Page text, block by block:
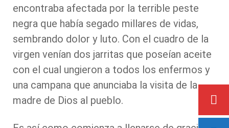
encontraba afectada por la terrible peste
negra que había segado millares de vidas,
sembrando dolor y luto. Con el cuadro de la
virgen venían dos jarritas que poseían aceite
con el cual ungieron a todos los enfermos y
una campana que anunciaba la visita de la
madre de Dios al pueblo.